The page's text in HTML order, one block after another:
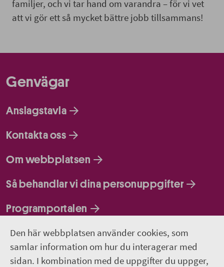
Den här webbplatsen använder cookies, som
samlar information om hur du interagerar med
sidan. I kombination med de uppgifter du uppger,
familjer, och vi tar hand om varandra – för vi vet
att vi gör ett så mycket bättre jobb tillsammans!
Genvägar
Anslagstavla
Kontakta oss
Om webbplatsen
Så behandlar vi dina personuppgifter
Programportalen
Följ oss